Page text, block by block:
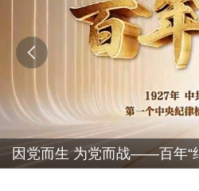
因党而生 为党而战——百年“